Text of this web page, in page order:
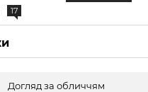
17
Догляд за обличчям